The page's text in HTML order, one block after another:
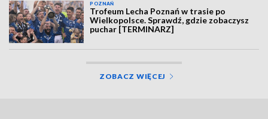
POZNAŃ
Trofeum Lecha Poznań w trasie po
Wielkopolsce. Sprawdź, gdzie zobaczysz
puchar [TERMINARZ]
ZOBACZ WIĘCEJ